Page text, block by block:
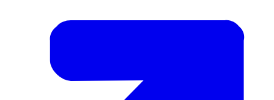
ontheffingen voor exceptioneel transport voor